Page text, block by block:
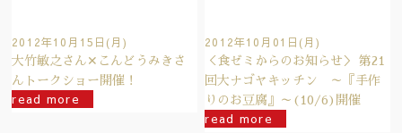
2012年10月15日(月)
大竹敏之さん✕こんどうみきさ
んトークショー開催！
read more
2012年10月01日(月)
＜食ゼミからのお知らせ＞ 第21
回大ナゴヤキッチン ～『手作
りのお豆腐』～(10/6)開催
read more